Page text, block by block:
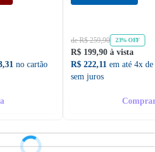
no cartão
de R$ 259,90 23% OFF
R$ 199,90 à vista
R$ 222,11 em até 4x de
sem juros